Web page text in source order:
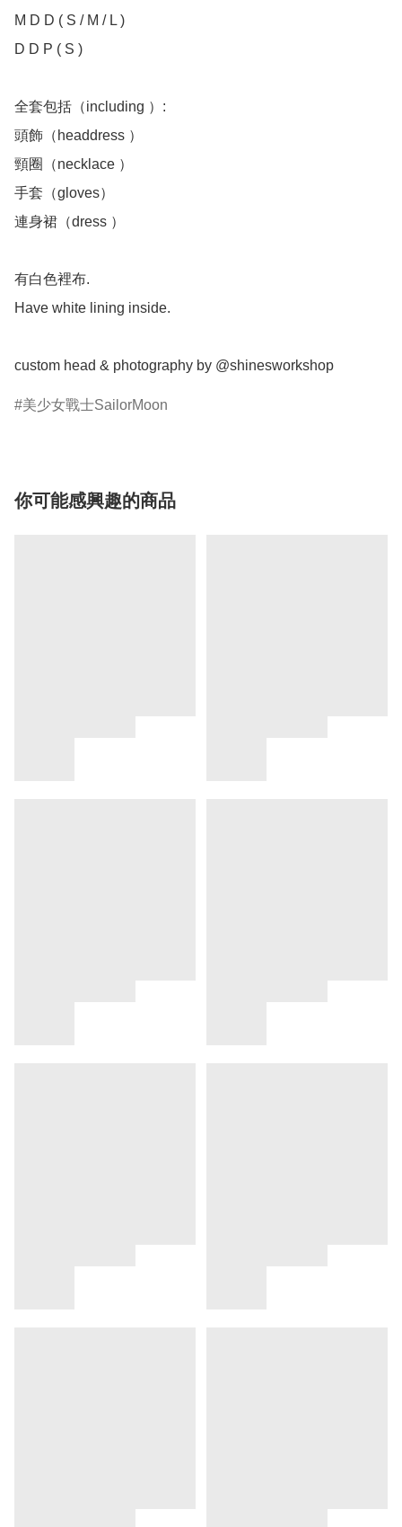
M D D ( S / M / L )
D D P ( S )
全套包括（including ）:
頭飾（headdress ）
頸圈（necklace ）
手套（gloves）
連身裙（dress ）
有白色裡布.
Have white lining inside.
custom head & photography by @shinesworkshop
美少女戰士SailorMoon
你可能感興趣的商品